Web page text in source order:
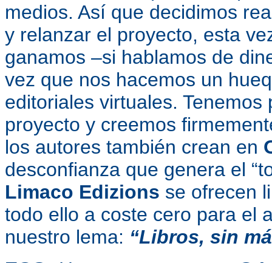
medios. Así que decidimos
y relanzar el proyecto, esta
ganamos –si hablamos de
vez que nos hacemos un
editoriales virtuales.
proyecto y creemos
los autores también crean en
desconfianza que genera el
Limaco Edizions se ofrecen
todo ello a coste cero para el
nuestro lema: “Libros, sin